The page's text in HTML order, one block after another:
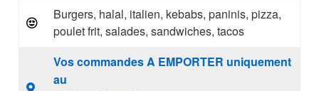
Burgers, halal, italien, kebabs, paninis, pizza,
poulet frit, salades, sandwiches, tacos
Vos commandes A EMPORTER uniquement
au